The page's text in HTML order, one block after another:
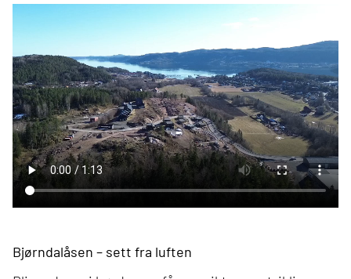
Bjørndalåsen – sett fra luften